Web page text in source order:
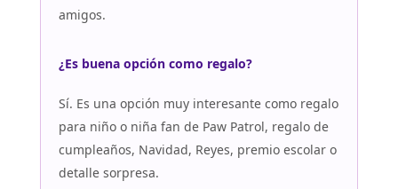
amigos.
¿Es buena opción como regalo?
Sí. Es una opción muy interesante como regalo
para niño o niña fan de Paw Patrol, regalo de
cumpleaños, Navidad, Reyes, premio escolar o
detalle sorpresa.